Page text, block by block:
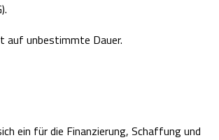
auf unbestimmte Dauer.
ein für die Finanzierung, Schaffung und